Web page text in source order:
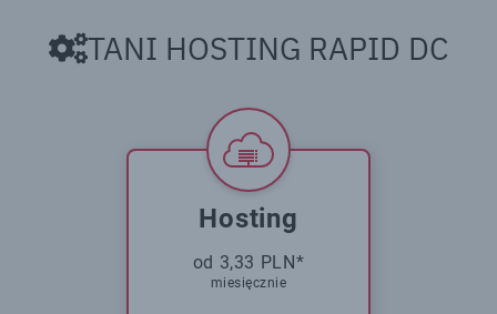
TANI HOSTING RAPID DC
Hosting
od 3,33 PLN*
miesięcznie